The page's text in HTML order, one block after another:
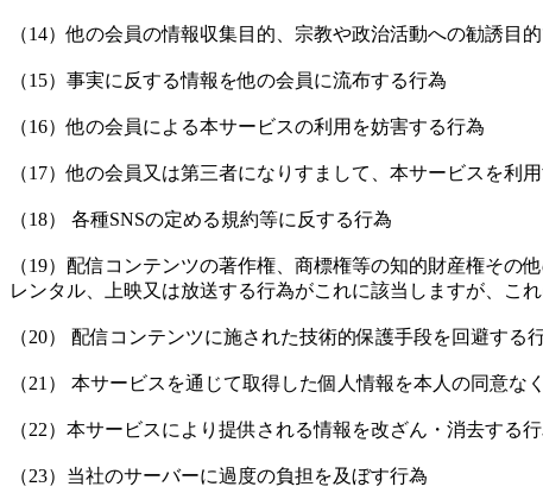
（14）他の会員の情報収集目的、宗教や政治活動への勧誘目
（15）事実に反する情報を他の会員に流布する行為
（16）他の会員による本サービスの利用を妨害する行為
（17）他の会員又は第三者になりすまして、本サービスを利
（18） 各種SNSの定める規約等に反する行為
（19）配信コンテンツの著作権、商標権等の知的財産権そ
レンタル、上映又は放送する行為がこれに該当しますが、こ
（20） 配信コンテンツに施された技術的保護手段を回避する
（21） 本サービスを通じて取得した個人情報を本人の同意な
（22）本サービスにより提供される情報を改ざん・消去する
（23）当社のサーバーに過度の負担を及ぼす行為